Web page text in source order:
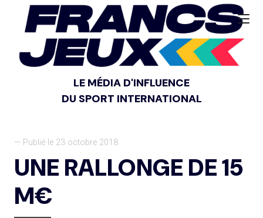
LE MÉDIA D'INFLUENCE
DU SPORT INTERNATIONAL
— Publié le 23 octobre 2018
UNE RALLONGE DE 15
M€